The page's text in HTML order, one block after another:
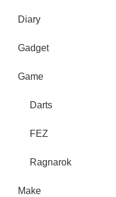
Diary
Gadget
Game
Darts
FEZ
Ragnarok
Make